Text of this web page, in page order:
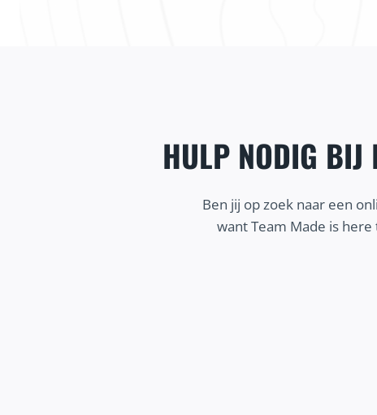
HULP NODIG BIJ
Ben jij op zoek naar een
want Team Made is